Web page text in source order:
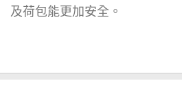
及荷包能更加安全。